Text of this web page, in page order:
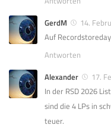
GerdM
14.
Auf
Antworten
Alexander
17.
In der RSD 2026
sind die 4 LPs in
teuer.